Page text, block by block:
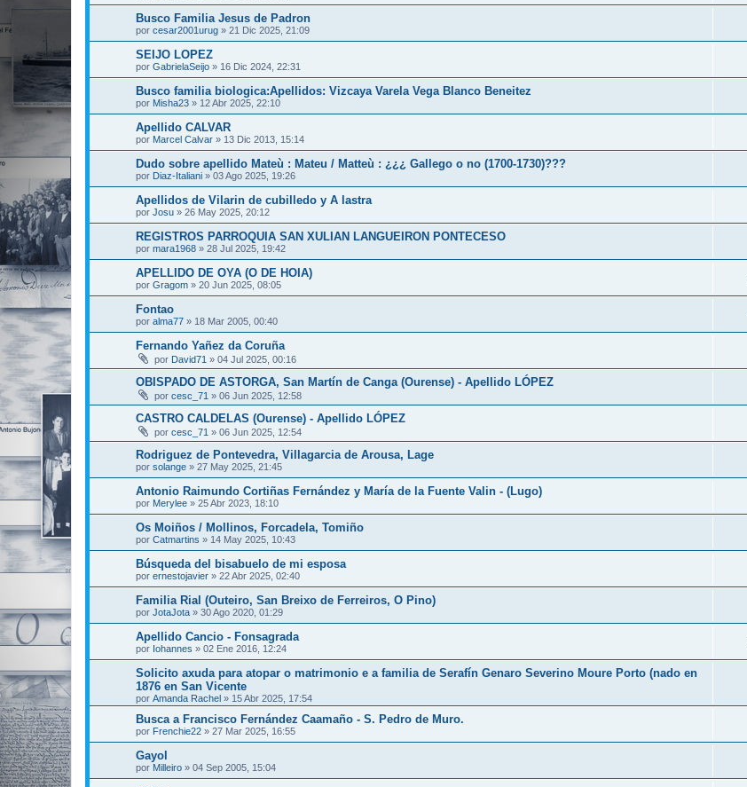
Busco Familia Jesus de Padron
por cesar2001urug » 21 Dic 2025, 21:09
SEIJO LOPEZ
por GabrielaSeijo » 16 Dic 2024, 22:31
Busco familia biologica:Apellidos: Vizcaya Varela Vega Blanco Beneitez
por Misha23 » 12 Abr 2025, 22:10
Apellido CALVAR
por Marcel Calvar » 13 Dic 2013, 15:14
Dudo sobre apellido Mateù : Mateu / Matteù : ¿¿¿ Gallego o no (1700-1730)???
por Diaz-Italiani » 03 Ago 2025, 19:26
Apellidos de Vilarin de cubilledo y A lastra
por Josu » 26 May 2025, 20:12
REGISTROS PARROQUIA SAN XULIAN LANGUEIRON PONTECESO
por mara1968 » 28 Jul 2025, 19:42
APELLIDO DE OYA (O DE HOIA)
por Gragom » 20 Jun 2025, 08:05
Fontao
por alma77 » 18 Mar 2005, 00:40
Fernando Yañez da Coruña
por David71 » 04 Jul 2025, 00:16
OBISPADO DE ASTORGA, San Martín de Canga (Ourense) - Apellido LÓPEZ
por cesc_71 » 06 Jun 2025, 12:58
CASTRO CALDELAS (Ourense) - Apellido LÓPEZ
por cesc_71 » 06 Jun 2025, 12:54
Rodriguez de Pontevedra, Villagarcia de Arousa, Lage
por solange » 27 May 2025, 21:45
Antonio Raimundo Cortiñas Fernández y María de la Fuente Valin - (Lugo)
por Merylee » 25 Abr 2023, 18:10
Os Moiños / Mollinos, Forcadela, Tomiño
por Catmartins » 14 May 2025, 10:43
Búsqueda del bisabuelo de mi esposa
por ernestojavier » 22 Abr 2025, 02:40
Familia Rial (Outeiro, San Breixo de Ferreiros, O Pino)
por JotaJota » 30 Ago 2020, 01:29
Apellido Cancio - Fonsagrada
por Iohannes » 02 Ene 2016, 12:24
Solicito axuda para atopar o matrimonio e a familia de Serafín Genaro Severino Moure Porto (nado en
1876 en San Vicente
por Amanda Rachel » 15 Abr 2025, 17:54
Busca a Francisco Fernández Caamaño - S. Pedro de Muro.
por Frenchie22 » 27 Mar 2025, 16:55
Gayol
por Milleiro » 04 Sep 2005, 15:04